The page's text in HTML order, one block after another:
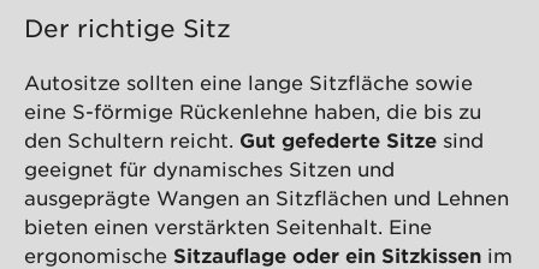
Der richtige Sitz
Autositze sollten eine lange Sitzfläche sowie
eine S-förmige Rückenlehne haben, die bis zu
den Schultern reicht. Gut gefederte Sitze sind
geeignet für dynamisches Sitzen und
ausgeprägte Wangen an Sitzflächen und Lehnen
bieten einen verstärkten Seitenhalt. Eine
ergonomische Sitzauflage oder ein Sitzkissen im